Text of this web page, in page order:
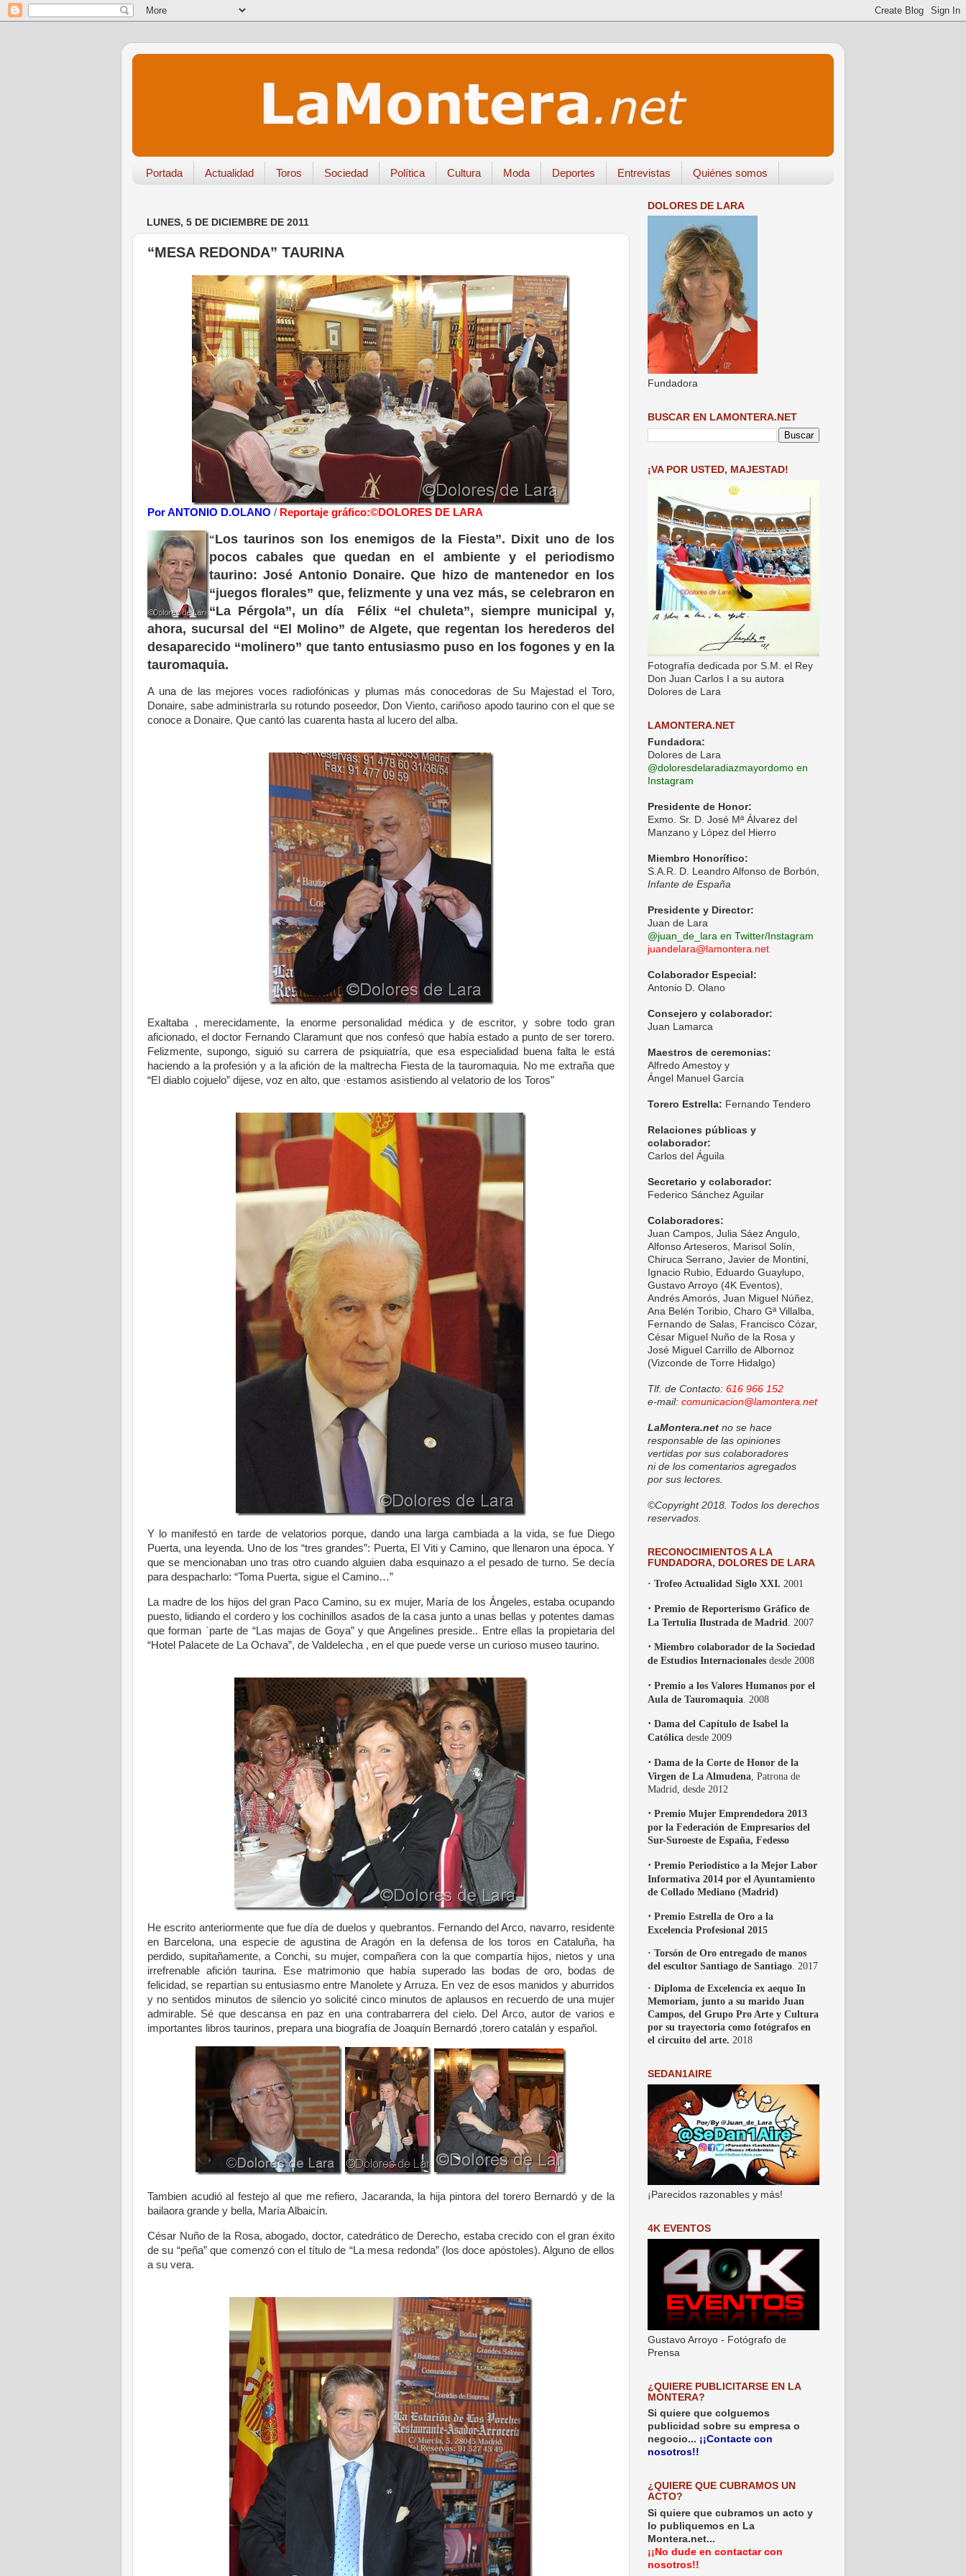
Portada Actualidad Toros Sociedad Política Cultura Moda Deportes Entrevistas Quiénes somos
LUNES, 5 DE DICIEMBRE DE 2011
“MESA REDONDA” TAURINA
Por ANTONIO D.OLANO / Reportaje gráfico:©DOLORES DE LARA
“Los taurinos son los enemigos de la Fiesta”. Dixit uno de los
pocos cabales que quedan en el ambiente y el periodismo
taurino: José Antonio Donaire. Que hizo de mantenedor en los
“juegos florales” que, felizmente y una vez más, se celebraron en
“La Pérgola”, un día Félix “el chuleta”, siempre municipal y,
ahora, sucursal del “El Molino” de Algete, que regentan los herederos del
desaparecido “molinero” que tanto entusiasmo puso en los fogones y en la
tauromaquia.
A una de las mejores voces radiofónicas y plumas más conocedoras de Su Majestad el Toro,
Donaire, sabe administrarla su rotundo poseedor, Don Viento, cariñoso apodo taurino con el que se
conoce a Donaire. Que cantó las cuarenta hasta al lucero del alba.
Exaltaba , merecidamente, la enorme personalidad médica y de escritor, y sobre todo gran
aficionado, el doctor Fernando Claramunt que nos confesó que había estado a punto de ser torero.
Felizmente, supongo, siguió su carrera de psiquiatría, que esa especialidad buena falta le está
haciendo a la profesión y a la afición de la maltrecha Fiesta de la tauromaquia. No me extraña que
“El diablo cojuelo” dijese, voz en alto, que ·estamos asistiendo al velatorio de los Toros”
Y lo manifestó en tarde de velatorios porque, dando una larga cambiada a la vida, se fue Diego
Puerta, una leyenda. Uno de los “tres grandes”: Puerta, El Viti y Camino, que llenaron una época. Y
que se mencionaban uno tras otro cuando alguien daba esquinazo a el pesado de turno. Se decía
para despacharlo: “Toma Puerta, sigue el Camino…”
La madre de los hijos del gran Paco Camino, su ex mujer, María de los Ángeles, estaba ocupando
puesto, lidiando el cordero y los cochinillos asados de la casa junto a unas bellas y potentes damas
que forman `parte de “Las majas de Goya” y que Angelines preside.. Entre ellas la propietaria del
“Hotel Palacete de La Ochava”, de Valdelecha , en el que puede verse un curioso museo taurino.
He escrito anteriormente que fue día de duelos y quebrantos. Fernando del Arco, navarro, residente
en Barcelona, una especie de agustina de Aragón en la defensa de los toros en Cataluña, ha
perdido, supitañamente, a Conchi, su mujer, compañera con la que compartía hijos, nietos y una
irrefrenable afición taurina. Ese matrimonio que había superado las bodas de oro, bodas de
felicidad, se repartían su entusiasmo entre Manolete y Arruza. En vez de esos manidos y aburridos
y no sentidos minutos de silencio yo solicité cinco minutos de aplausos en recuerdo de una mujer
admirable. Sé que descansa en paz en una contrabarrera del cielo. Del Arco, autor de varios e
importantes libros taurinos, prepara una biografía de Joaquín Bernardó ,torero catalán y español.
Tambien acudió al festejo al que me refiero, Jacaranda, la hija pintora del torero Bernardó y de la
bailaora grande y bella, María Albaicín.
César Nuño de la Rosa, abogado, doctor, catedrático de Derecho, estaba crecido con el gran éxito
de su “peña” que comenzó con el título de “La mesa redonda” (los doce apóstoles). Alguno de ellos
a su vera.
DOLORES DE LARA
Fundadora
BUSCAR EN LAMONTERA.NET
¡VA POR USTED, MAJESTAD!
Fotografía dedicada por S.M. el Rey
Don Juan Carlos I a su autora
Dolores de Lara
LAMONTERA.NET
Fundadora:
Dolores de Lara
@doloresdelaradiazmayordomo en
Instagram
Presidente de Honor:
Exmo. Sr. D. José Mª Álvarez del
Manzano y López del Hierro
Miembro Honorífico:
S.A.R. D. Leandro Alfonso de Borbón,
Infante de España
Presidente y Director:
Juan de Lara
@juan_de_lara en Twitter/Instagram
juandelara@lamontera.net
Colaborador Especial:
Antonio D. Olano
Consejero y colaborador:
Juan Lamarca
Maestros de ceremonias:
Alfredo Amestoy y
Ángel Manuel García
Torero Estrella: Fernando Tendero
Relaciones públicas y
colaborador:
Carlos del Águila
Secretario y colaborador:
Federico Sánchez Aguilar
Colaboradores:
Juan Campos, Julia Sáez Angulo,
Alfonso Arteseros, Marisol Solín,
Chiruca Serrano, Javier de Montini,
Ignacio Rubio, Eduardo Guaylupo,
Gustavo Arroyo (4K Eventos),
Andrés Amorós, Juan Miguel Núñez,
Ana Belén Toribio, Charo Gª Villalba,
Fernando de Salas, Francisco Cózar,
César Miguel Nuño de la Rosa y
José Miguel Carrillo de Albornoz
(Vizconde de Torre Hidalgo)
Tlf. de Contacto: 616 966 152
e-mail: comunicacion@lamontera.net
LaMontera.net no se hace
responsable de las opiniones
vertidas por sus colaboradores
ni de los comentarios agregados
por sus lectores.
©Copyright 2018. Todos los derechos
reservados.
RECONOCIMIENTOS A LA
FUNDADORA, DOLORES DE LARA
· Trofeo Actualidad Siglo XXI. 2001
· Premio de Reporterismo Gráfico de
La Tertulia Ilustrada de Madrid . 2007
· Miembro colaborador de la Sociedad
de Estudios Internacionales desde 2008
· Premio a los Valores Humanos por el
Aula de Tauromaquia . 2008
· Dama del Capítulo de Isabel la
Católica desde 2009
· Dama de la Corte de Honor de la
Virgen de La Almudena , Patrona de
Madrid, desde 2012
· Premio Mujer Emprendedora 2013
por la Federación de Empresarios del
Sur-Suroeste de España, Fedesso
· Premio Periodístico a la Mejor Labor
Informativa 2014 por el Ayuntamiento
de Collado Mediano (Madrid)
· Premio Estrella de Oro a la
Excelencia Profesional 2015
· Torsón de Oro entregado de manos
del escultor Santiago de Santiago . 2017
· Diploma de Excelencia ex aequo In
Memoriam, junto a su marido Juan
Campos, del Grupo Pro Arte y Cultura
por su trayectoria como fotógrafos en
el circuito del arte. 2018
SEDAN1AIRE
¡Parecidos razonables y más!
4K EVENTOS
Gustavo Arroyo - Fotógrafo de
Prensa
¿QUIERE PUBLICITARSE EN LA
MONTERA?
Si quiere que colguemos
publicidad sobre su empresa o
negocio... ¡¡Contacte con
nosotros!!
¿QUIERE QUE CUBRAMOS UN
ACTO?
Si quiere que cubramos un acto y
lo publiquemos en La
Montera.net...
¡¡No dude en contactar con
nosotros!!